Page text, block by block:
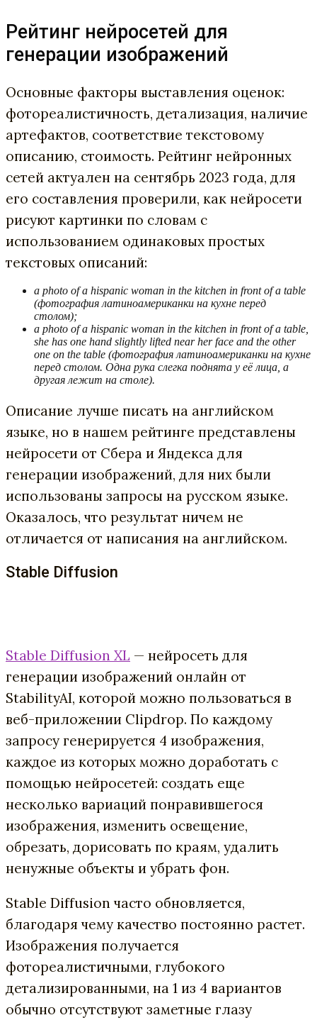
Рейтинг нейросетей для
генерации изображений
Основные факторы выставления оценок:
фотореалистичность, детализация, наличие
артефактов, соответствие текстовому
описанию, стоимость. Рейтинг нейронных
сетей актуален на сентябрь 2023 года, для
его составления проверили, как нейросети
рисуют картинки по словам с
использованием одинаковых простых
текстовых описаний:
a photo of a hispanic woman in the kitchen in front of a table
(фотография латиноамериканки на кухне перед
столом);
a photo of a hispanic woman in the kitchen in frontof a table
she has one hand slightly lifted near her face and the other
one on the table (фотография латиноамериканки на кухне
перед столом. Одна рука слегка поднята у её лица, а
другая лежит на столе).
Описание лучше писать на английском
языке, но в нашем рейтинге представлены
нейросети от Сбера и Яндекса для
генерации изображений, для них были
использованы запросы на русском языке.
Оказалось, что результат ничем не
отличается от написания на английском.
Stable Diffusion
Stable Diffusion XL — нейросеть для
генерации изображений онлайн от
StabilityAI, которой можно пользоваться в
веб-приложении Clipdrop. По каждому
запросу генерируется 4 изображения,
каждое из которых можно доработать с
помощью нейросетей: создать еще
несколько вариаций понравившегося
изображения, изменить освещение,
обрезать, дорисовать по краям, удалить
ненужные объекты и убрать фон.
Stable Diffusion часто обновляется,
благодаря чему качество постоянно растет.
Изображения получается
фотореалистичными, глубокого
детализированными, на 1 из 4 вариантов
обычно отсутствуют заметные глазу